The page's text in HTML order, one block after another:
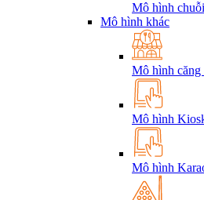
Mô hình
Mô hình khác
Mô hình căng
Mô hình
Mô hình